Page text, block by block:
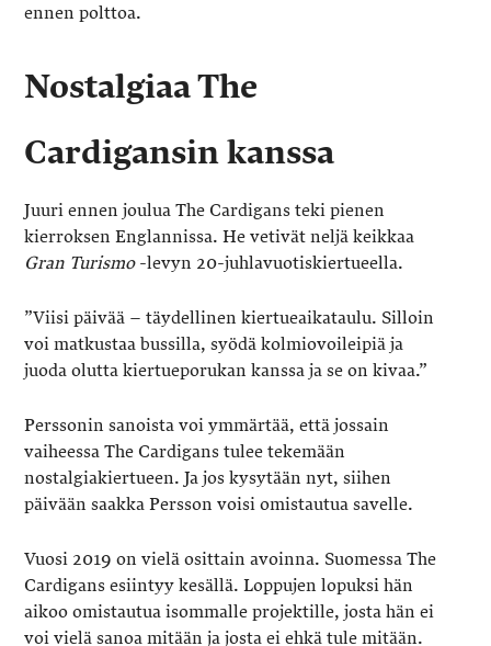
ennen polttoa.
Nostalgiaa The
Cardigansin kanssa
Juuri ennen joulua The Cardigans teki pienen
kierroksen Englannissa. He vetivät neljä keikkaa
Gran Turismo-levyn 20-juhlavuotiskiertueella.
”Viisi päivää – täydellinen kiertueaikataulu. Silloin
voi matkustaa bussilla, syödä kolmiovoileipiä ja
juoda olutta kiertueporukan kanssa ja se on kivaa.”
Perssonin sanoista voi ymmärtää, että jossain
vaiheessa The Cardigans tulee tekemään
nostalgiakiertueen. Ja jos kysytään nyt, siihen
päivään saakka Persson voisi omistautua savelle.
Vuosi 2019 on vielä osittain avoinna. Suomessa The
Cardigans esiintyy kesällä. Loppujen lopuksi hän
aikoo omistautua isommalle projektille, josta hän ei
voi vielä sanoa mitään ja josta ei ehkä tule mitään.